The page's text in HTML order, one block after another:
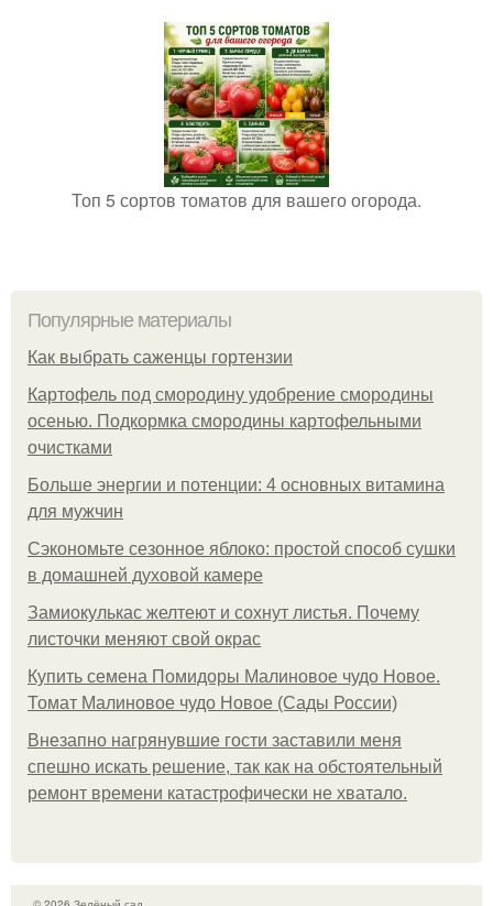
Топ 5 сортов томатов для вашего огорода.
Популярные материалы
Как выбрать саженцы гортензии
Картофель под смородину удобрение смородины
осенью. Подкормка смородины картофельными
очистками
Больше энергии и потенции: 4 основных витамина
для мужчин
Сэкономьте сезонное яблоко: простой способ сушки
в домашней духовой камере
Замиокулькас желтеют и сохнут листья. Почему
листочки меняют свой окрас
Купить семена Помидоры Малиновое чудо Новое.
Томат Малиновое чудо Новое (Сады России)
Внезапно нагрянувшие гости заставили меня
спешно искать решение, так как на обстоятельный
ремонт времени катастрофически не хватало.